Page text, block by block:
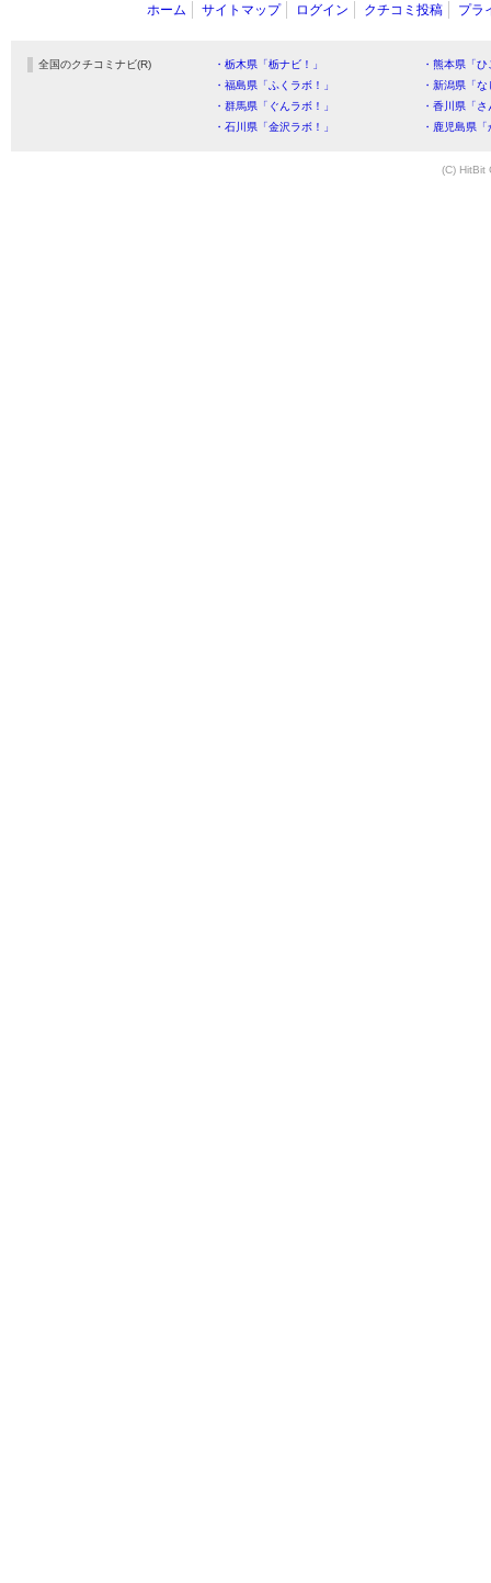
ホーム サイトマップ ログイン クチコミ投稿 プラ
全国のクチコミナビ(R) ・栃木県「栃ナビ！」
・熊本県「
・福島県「ふくラボ！」
・新潟県「
・群馬県「ぐんラボ！」
・香川県「
・石川県「金沢ラボ！」
・鹿児島県
(C) HitBit